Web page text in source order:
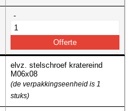
-
elvz. stelschroef kratereind
M06x08
(de verpakkingseenheid is 1
stuks)